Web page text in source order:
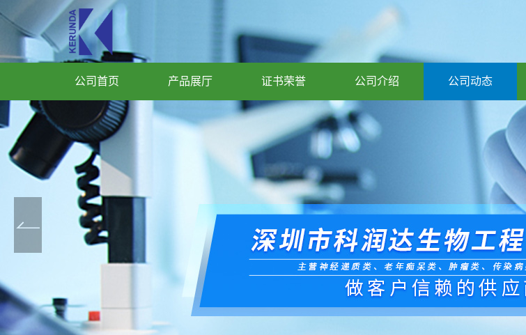
公司首页 产品展厅 证书荣誉 公司介绍 公司动态